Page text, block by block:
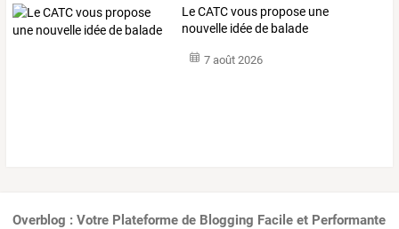
Le CATC vous propose une
nouvelle idée de balade
7 août 2026
Overblog : Votre Plateforme de Blogging Facile et Performante